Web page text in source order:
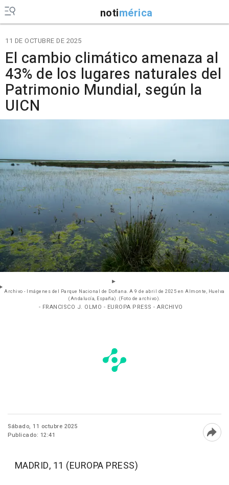
notimérica
11 DE OCTUBRE DE 2025
El cambio climático amenaza al
43% de los lugares naturales del
Patrimonio Mundial, según la
UICN
Archivo - Imágenes del Parque Nacional de Doñana. A 9 de abril de 2025 en Almonte, Huelva
(Andalucía, España). (Foto de archivo).
- FRANCISCO J. OLMO - EUROPA PRESS - ARCHIVO
Sábado, 11 octubre 2025
Publicado: 12:41
MADRID, 11 (EUROPA PRESS)